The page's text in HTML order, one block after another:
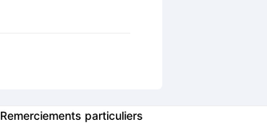
Remerciements particuliers